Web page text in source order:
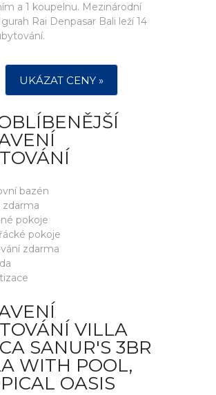
a 1 koupelnu. Mezinárodní
Rai Denpasar Bali leží 14
UKÁZAT CENY »
bazén
zdarma
pokoje
pokoje
zdarma
VILLA
SANUR'S 3BR
WITH POOL,
OASIS